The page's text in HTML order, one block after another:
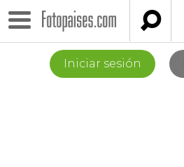

Iniciar sesión